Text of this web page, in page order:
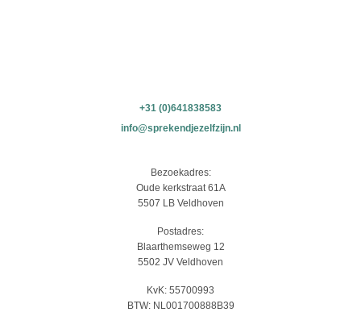
+31 (0)641838583
info@sprekendjezelfzijn.nl
Bezoekadres:
Oude kerkstraat 61A
5507 LB Veldhoven
Postadres:
Blaarthemseweg 12
5502 JV Veldhoven
KvK: 55700993
BTW: NL001700888B39